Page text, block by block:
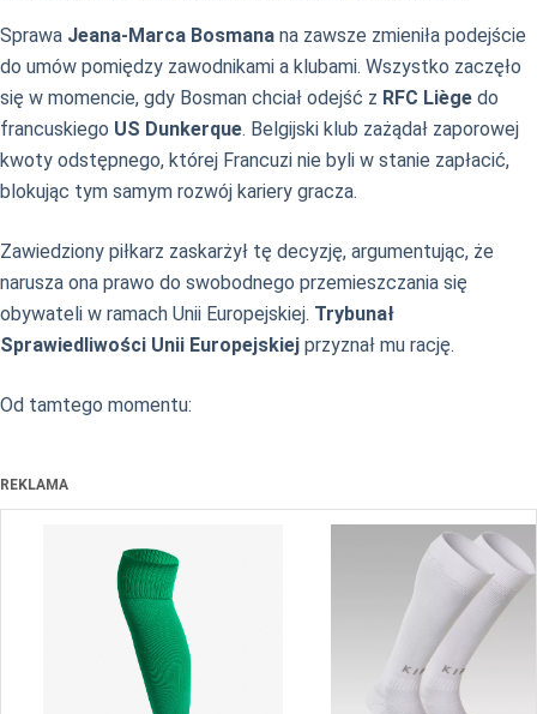
Sprawa Jeana-Marca Bosmana na zawsze zmieniła podejście
do umów pomiędzy zawodnikami a klubami. Wszystko zaczęło
się w momencie, gdy Bosman chciał odejść z RFC Liège do
francuskiego US Dunkerque. Belgijski klub zażądał zaporowej
kwoty odstępnego, której Francuzi nie byli w stanie zapłacić,
blokując tym samym rozwój kariery gracza.
Zawiedziony piłkarz zaskarżył tę decyzję, argumentując, że
narusza ona prawo do swobodnego przemieszczania się
obywateli w ramach Unii Europejskiej. Trybunał
Sprawiedliwości Unii Europejskiej przyznał mu rację.
Od tamtego momentu:
REKLAMA